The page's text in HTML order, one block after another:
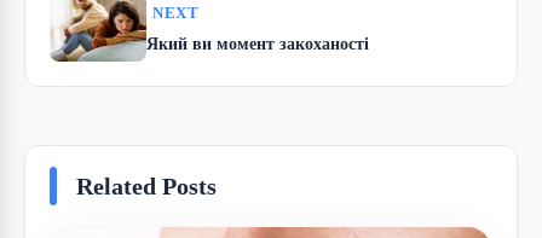
NEXT
Який ви момент закоханості
Related Posts